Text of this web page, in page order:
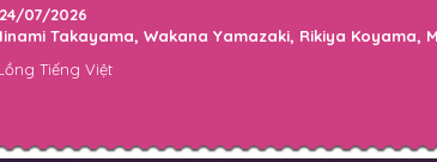
24/07/2026
Takayama, Wakana Yamazaki, Rikiya Koyama,
Tiếng Việt